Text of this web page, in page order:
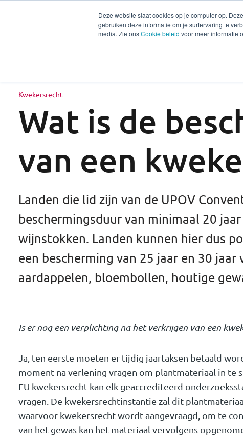
Deze website slaat cookies op je computer op.
gebruiken deze informatie om je surfervaring te
media. Zie onsCookie beleid voor meer informatie
Diensten Sectoren
Kwekersrecht
Wat is de
van een
Landen die lid zijn van de UPOV
beschermingsduur van minimaal 20
wijnstokken. Landen kunnen hier dus
een bescherming van 25 jaar en 30
aardappelen, bloembollen, houtige
Is er nog een verplichting na het verkrijgen van een
Ja, ten eerste moeten er tijdig jaartaksen betaald
moment na verlening vragen om plantmateriaal in te
EU kwekersrecht kan elk geaccrediteerd
vragen. De kwekersrechtinstantie zal dit
waarvoor kwekersrecht wordt aangevraagd, om te
van het gewas kan het materiaal vervolgens